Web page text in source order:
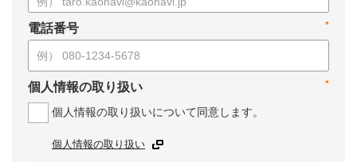
*
電話番号
*
個人情報の取り扱い
個人情報の取り扱いについて同意します。
個人情報の取り扱い